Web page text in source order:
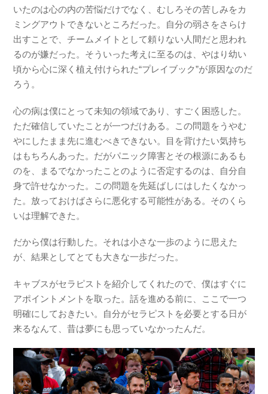
いたのは心の内の苦悩だけでなく、むしろその苦しみをカ
ミングアウトできないところだった。自分の弱さをさらけ
出すことで、チームメイトとして頼りない人間だと思われ
るのが嫌だった。そういった考えに至るのは、やはり幼い
頃から心に深く植え付けられた“プレイブック”が原因なのだ
ろう。
心の病は僕にとって未知の領域であり、すごく困惑した。
ただ確信していたことが一つだけある。この問題をうやむ
やにしたまま先に進むべきできない。目を背けたい気持ち
はもちろんあった。だがパニック障害とその根源にあるも
のを、まるでなかったことのように否定するのは、自分自
身で許せなかった。この問題を先延ばしにはしたくなかっ
た。放っておけばさらに悪化する可能性がある。そのくら
いは理解できた。
だから僕は行動した。それは小さな一歩のように思えた
が、結果としてとても大きな一歩だった。
キャブスがセラピストを紹介してくれたので、僕はすぐに
アポイントメントを取った。話を進める前に、ここで一つ
明確にしておきたい。自分がセラピストを必要とする日が
来るなんて、昔は夢にも思っていなかったんだ。